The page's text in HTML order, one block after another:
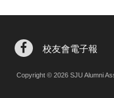
校友會電子報
Copyright © 2026 SJU Alumni